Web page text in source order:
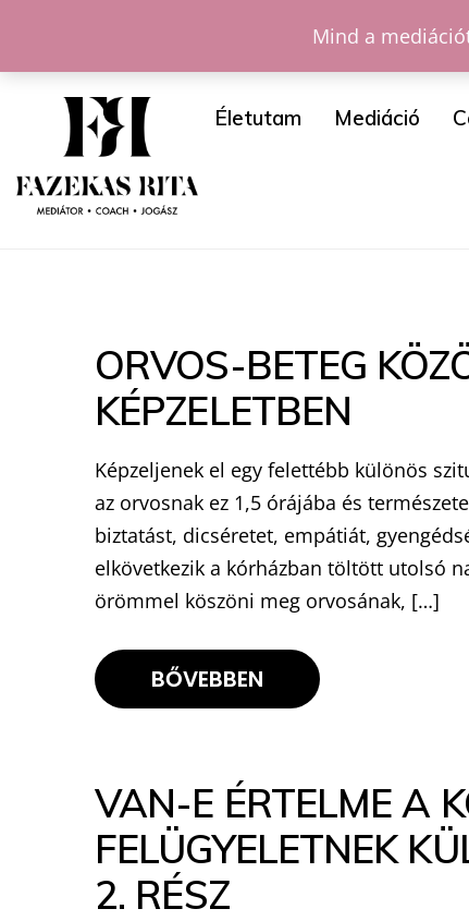
Mind a
Életutam Mediáció
ORVOS-BETEG
KÉPZELETBEN
Képzeljenek el egy felettébb különös
az orvosnak ez 1,5 órájába és
biztatást, dicséretet, empátiát,
elkövetkezik a kórházban töltött utolsó
örömmel köszöni meg orvosának, […]
BŐVEBBEN
VAN-E ÉRTELME A
FELÜGYELETNEK
2. RÉSZ